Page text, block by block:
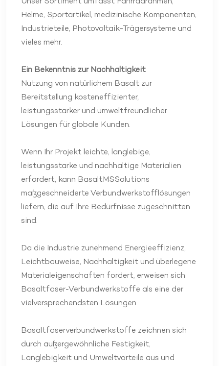
Helme, Sportartikel, medizinische Komponenten,
Industrieteile, Photovoltaik-Trägersysteme und
vieles mehr.
Ein Bekenntnis zur Nachhaltigkeit
Nutzung von natürlichem Basalt zur
Bereitstellung kosteneffizienter,
leistungsstarker und umweltfreundlicher
Lösungen für globale Kunden.
Wenn Ihr Projekt leichte, langlebige,
leistungsstarke und nachhaltige Materialien
erfordert, kann BasaltMSSolutions
maßgeschneiderte Verbundwerkstofflösungen
liefern, die auf Ihre Bedürfnisse zugeschnitten
sind.
Da die Industrie zunehmend Energieeffizienz,
Leichtbauweise, Nachhaltigkeit und überlegene
Materialeigenschaften fordert, erweisen sich
Basaltfaser-Verbundwerkstoffe als eine der
vielversprechendsten Lösungen.
Basaltfaserverbundwerkstoffe zeichnen sich
durch außergewöhnliche Festigkeit,
Langlebigkeit und Umweltvorteile aus und